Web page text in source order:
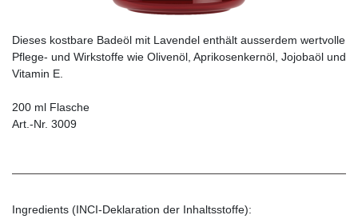
Dieses kostbare Badeöl mit Lavendel enthält ausserdem wertvolle
Pflege- und Wirkstoffe wie Olivenöl, Aprikosenkernöl, Jojobaöl und
Vitamin E.
200 ml Flasche
Art.-Nr. 3009
Ingredients (INCI-Deklaration der Inhaltsstoffe):